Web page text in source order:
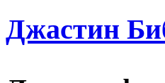
Джастин